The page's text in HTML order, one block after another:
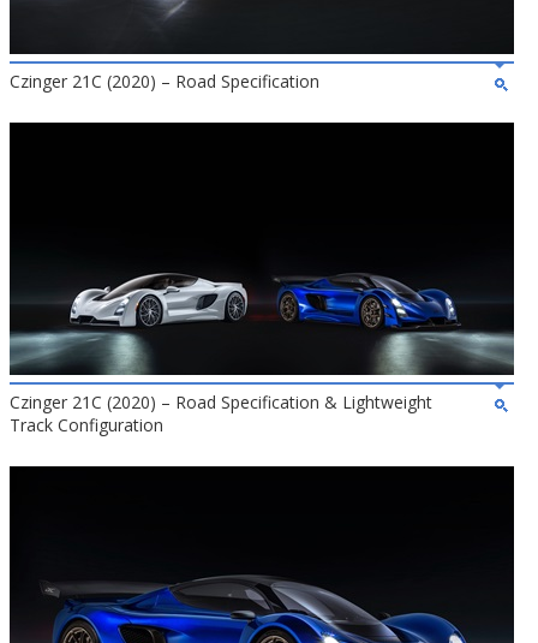
Czinger 21C (2020) – Road Specification
Czinger 21C (2020) – Road Specification & Lightweight
Track Configuration